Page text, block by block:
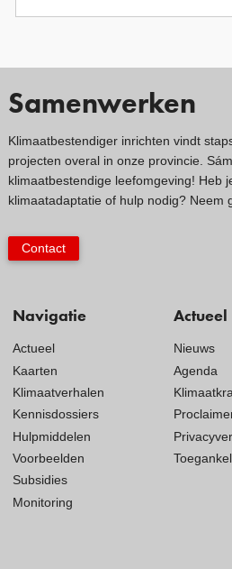
Navigatie
Actueel
Kaarten
Klimaatverhalen
Kennisdossiers
Hulpmiddelen
Voorbeelden
Subsidies
Monitoring
Actueel
Nieuws
Agenda
Samenwerken
Klimaatbestendiger inrichten vindt
projecten overal in onze provincie.
klimaatbestendige leefomgeving! Heb
klimaatadaptatie of hulp nodig? Neem
Contact